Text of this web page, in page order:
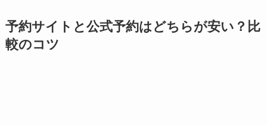
予約サイトと公式予約はどちらが安い？比
較のコツ